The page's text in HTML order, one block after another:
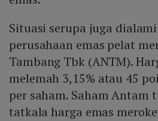
Situasi serupa juga
perusahaan emas pelat
Tambang Tbk (ANTM).
melemah 3,15% atau 45
per saham. Saham Antam
tatkala harga emas